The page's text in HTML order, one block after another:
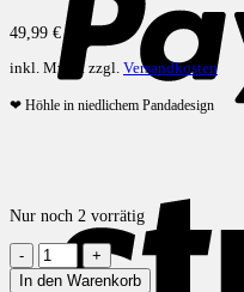
49,99 €
inkl. MwSt. zzgl. Versandkosten
❤ Höhle in niedlichem Pandadesign
Nur noch 2 vorrätig
Pandabär
Menge
In den Warenkorb